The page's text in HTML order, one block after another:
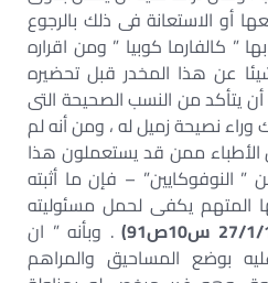
أو الاستعانة فى ذلك بالرجوع
” كالفارما كوبيا ” ومن اقراره
عن هذا المخدر قبل تحضيره
يتأكد من النسب الصحيحة التى
نصيحة زميل له ، ومن أنه لم
الأطباء ممن قد يستعملون هذا
النوفوكايين” – فإن ما أثبته
المتهم يكفى لحمل مسئوليته
. وبأنه ” ان
بوضع المساحيق والمراهم